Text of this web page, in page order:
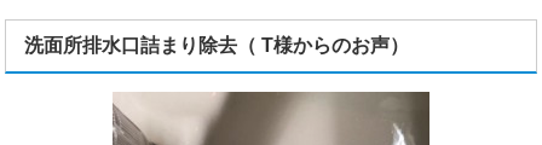
洗面所排水口詰まり除去（ T様からのお声）